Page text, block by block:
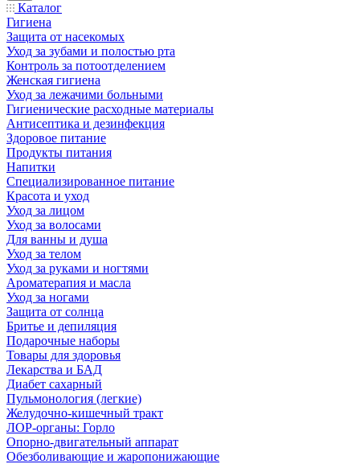
Каталог
Гигиена
Защита от насекомых
Уход за зубами и полостью рта
Контроль за потоотделением
Женская гигиена
Уход за лежачими больными
Гигиенические расходные материалы
Антисептика и дезинфекция
Здоровое питание
Продукты питания
Напитки
Специализированное питание
Красота и уход
Уход за лицом
Уход за волосами
Для ванны и душа
Уход за телом
Уход за руками и ногтями
Ароматерапия и масла
Уход за ногами
Защита от солнца
Бритье и депиляция
Подарочные наборы
Товары для здоровья
Лекарства и БАД
Диабет сахарный
Пульмонология (легкие)
Желудочно-кишечный тракт
ЛОР-органы: Горло
Опорно-двигательный аппарат
Обезболивающие и жаропонижающие